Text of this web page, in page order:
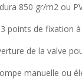
850 gr/m2 ou
3 points de fixation
de la valve
manuelle ou